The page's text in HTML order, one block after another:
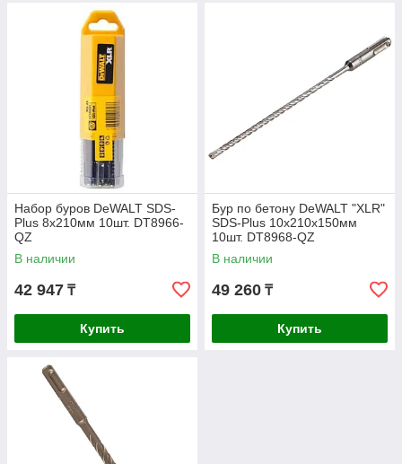
Набор буров DeWALT SDS-
Plus 8x210мм 10шт. DT8966-
QZ
В наличии
42 947 ₸
Купить
Бур по бетону DeWALT "XLR"
SDS-Plus 10x210x150мм
10шт. DT8968-QZ
В наличии
49 260 ₸
Купить